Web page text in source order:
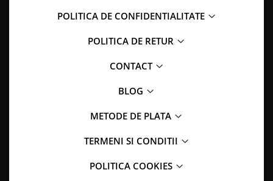
POLITICA DE CONFIDENTIALITATE
POLITICA DE RETUR
CONTACT
BLOG
METODE DE PLATA
TERMENI SI CONDITII
POLITICA COOKIES